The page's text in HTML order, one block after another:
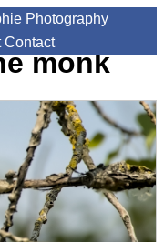
Photography
Contact
monk